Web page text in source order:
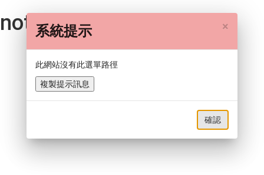
not-found works! ×
系統提示
此網站沒有此選單路徑
複製提示訊息
確認